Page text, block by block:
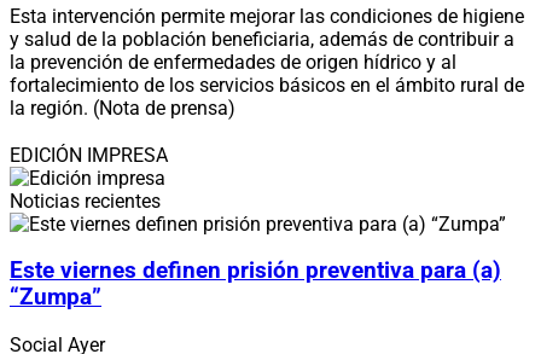
Esta intervención permite mejorar las condiciones de higiene
y salud de la población beneficiaria, además de contribuir a
la prevención de enfermedades de origen hídrico y al
fortalecimiento de los servicios básicos en el ámbito rural de
la región. (Nota de prensa)
EDICIÓN IMPRESA
Noticias recientes
Este viernes definen prisión preventiva para (a)
“Zumpa”
Social Ayer